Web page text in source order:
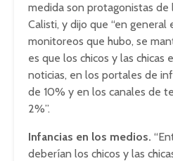
medida son protagonistas de
Calisti, y dijo que “en general
monitoreos que hubo, se
es que los chicos y las chicas
noticias, en los portales de
de 10% y en los canales de
2%”.
Infancias en los medios.
deberían los chicos y las